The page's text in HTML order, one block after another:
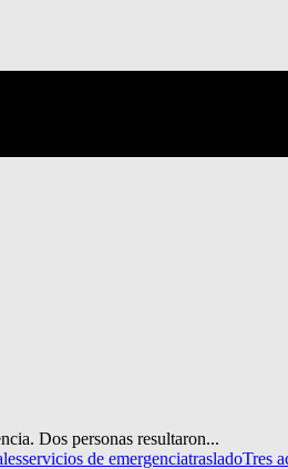
Dos personas resultaron...
servicios de emergenciatrasladoTres